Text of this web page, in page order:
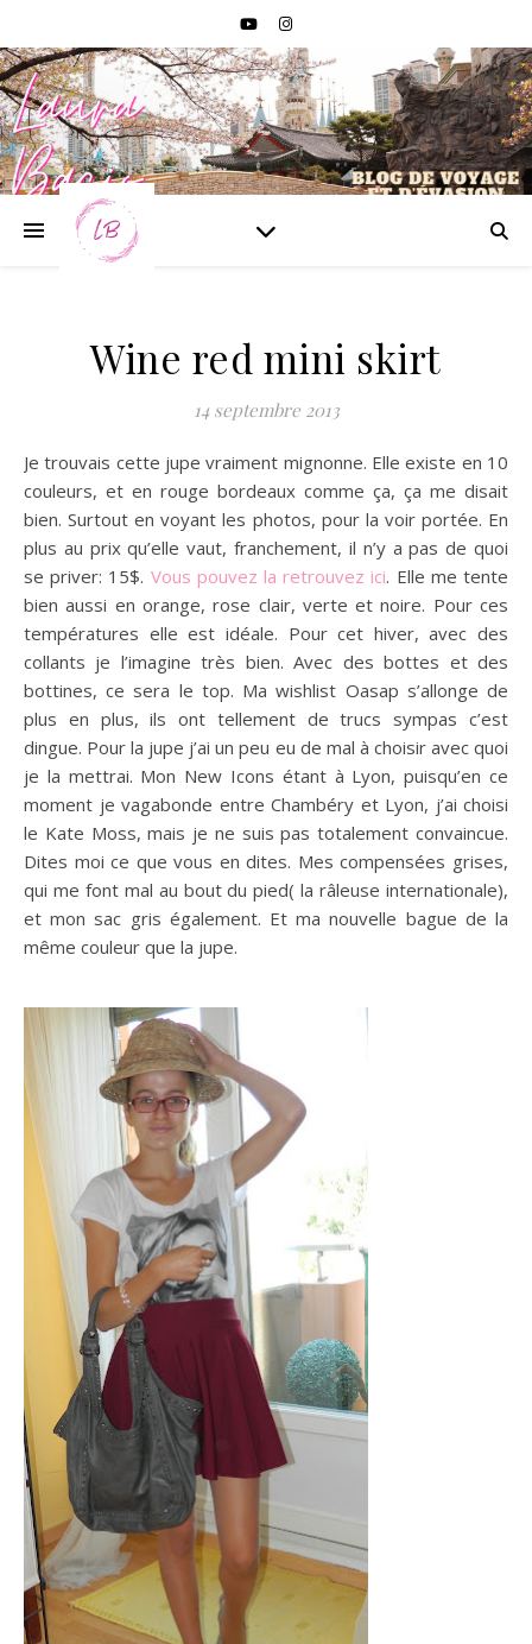
Wine red mini skirt
14 septembre 2013
Je trouvais cette jupe vraiment mignonne. Elle existe en 10
couleurs, et en rouge bordeaux comme ça, ça me disait
bien. Surtout en voyant les photos, pour la voir portée. En
plus au prix qu’elle vaut, franchement, il n’y a pas de quoi
se priver: 15$. Vous pouvez la retrouvez ici. Elle me tente
bien aussi en orange, rose clair, verte et noire. Pour ces
températures elle est idéale. Pour cet hiver, avec des
collants je l’imagine très bien. Avec des bottes et des
bottines, ce sera le top. Ma wishlist Oasap s’allonge de
plus en plus, ils ont tellement de trucs sympas c’est
dingue. Pour la jupe j’ai un peu eu de mal à choisir avec quoi
je la mettrai. Mon New Icons étant à Lyon, puisqu’en ce
moment je vagabonde entre Chambéry et Lyon, j’ai choisi
le Kate Moss, mais je ne suis pas totalement convaincue.
Dites moi ce que vous en dites. Mes compensées grises,
qui me font mal au bout du pied( la râleuse internationale),
et mon sac gris également. Et ma nouvelle bague de la
même couleur que la jupe.